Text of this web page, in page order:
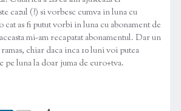
cazul (?) si vorbesc cumva in luna cu
cat as fi putut vorbi in luna cu abonament de
mi-am recapatat abonamentul. Dar un
chiar daca inca 10 luni voi putea
pe luna la doar juma de euro+tva.